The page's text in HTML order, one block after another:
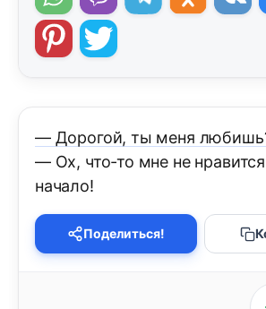
— Дорогой, ты меня
— Ох, что-то мне не
начало!
Поделиться!